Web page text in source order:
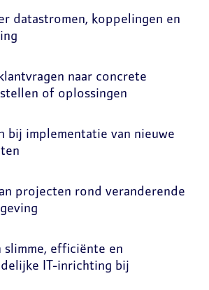
datastromen, koppelingen en
naar concrete
of oplossingen
bij implementatie van nieuwe
projecten rond veranderende
slimme, efficiënte en
IT-inrichting bij